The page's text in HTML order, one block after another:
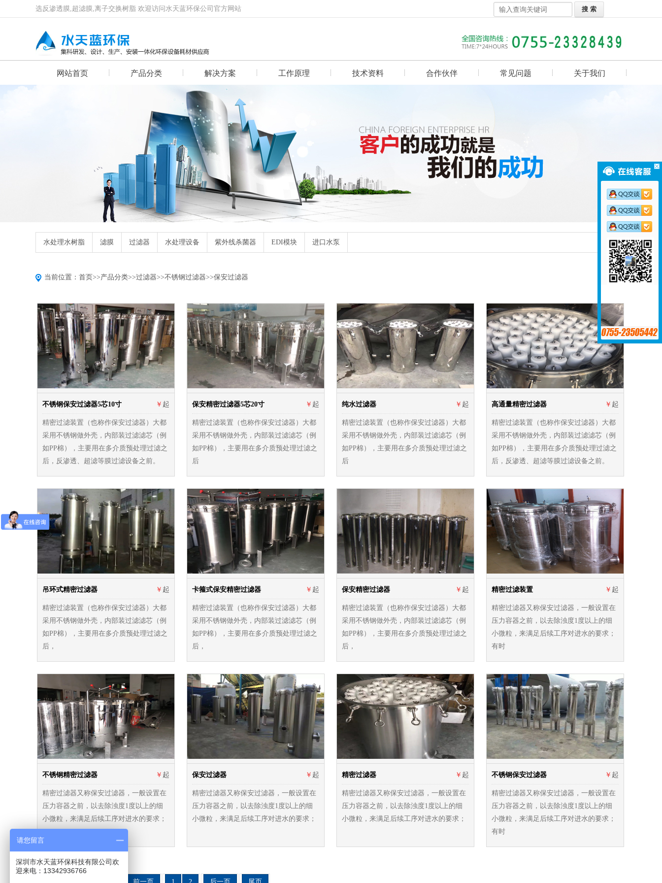
选反渗透膜,超滤膜,离子交换树脂 欢迎访问水天蓝环保公司官方网站
网站首页 产品分类 解决方案 工作原理 技术资料 合作伙伴 常见问题 关于我们
水处理水树脂 滤膜 过滤器 水处理设备 紫外线杀菌器 EDI模块 进口水泵
当前位置： 首页>>产品分类>>过滤器>>不锈钢过滤器>>保安过滤器
不锈钢保安过滤器5芯10寸 ￥ 起
精密过滤装置（也称作保安过滤器）大都
采用不锈钢做外壳，内部装过滤滤芯（例
如PP棉），主要用在多介质预处理过滤之
后，反渗透、超滤等膜过滤设备之前。
保安精密过滤器5芯20寸 ￥ 起
精密过滤装置（也称作保安过滤器）大都
采用不锈钢做外壳，内部装过滤滤芯（例
如PP棉），主要用在多介质预处理过滤之
后
纯水过滤器 ￥ 起
精密过滤装置（也称作保安过滤器）大都
采用不锈钢做外壳，内部装过滤滤芯（例
如PP棉），主要用在多介质预处理过滤之
后
高通量精密过滤器 ￥ 起
精密过滤装置（也称作保安过滤器）大都
采用不锈钢做外壳，内部装过滤滤芯（例
如PP棉），主要用在多介质预处理过滤之
后，反渗透、超滤等膜过滤设备之前。
吊环式精密过滤器 ￥ 起
精密过滤装置（也称作保安过滤器）大都
采用不锈钢做外壳，内部装过滤滤芯（例
如PP棉），主要用在多介质预处理过滤之
后，
卡箍式保安精密过滤器 ￥ 起
精密过滤装置（也称作保安过滤器）大都
采用不锈钢做外壳，内部装过滤滤芯（例
如PP棉），主要用在多介质预处理过滤之
后，
保安精密过滤器 ￥ 起
精密过滤装置（也称作保安过滤器）大都
采用不锈钢做外壳，内部装过滤滤芯（例
如PP棉），主要用在多介质预处理过滤之
后，
精密过滤装置 ￥ 起
精密过滤器又称保安过滤器，一般设置在
压力容器之前，以去除浊度1度以上的细
小微粒，来满足后续工序对进水的要求；
有时
不锈钢精密过滤器 ￥ 起
精密过滤器又称保安过滤器，一般设置在
压力容器之前，以去除浊度1度以上的细
小微粒，来满足后续工序对进水的要求；
保安过滤器 ￥ 起
精密过滤器又称保安过滤器，一般设置在
压力容器之前，以去除浊度1度以上的细
小微粒，来满足后续工序对进水的要求；
精密过滤器 ￥ 起
精密过滤器又称保安过滤器，一般设置在
压力容器之前，以去除浊度1度以上的细
小微粒，来满足后续工序对进水的要求；
不锈钢保安过滤器 ￥ 起
精密过滤器又称保安过滤器，一般设置在
压力容器之前，以去除浊度1度以上的细
小微粒，来满足后续工序对进水的要求；
有时
请您留言
深圳市水天蓝环保科技有限公司欢
迎来电：13342936766